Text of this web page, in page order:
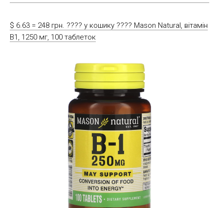
$ 6.63 = 248 грн. ????️ у кошику ????️ Mason Natural, вітамін
B1, 1250 мг, 100 таблеток